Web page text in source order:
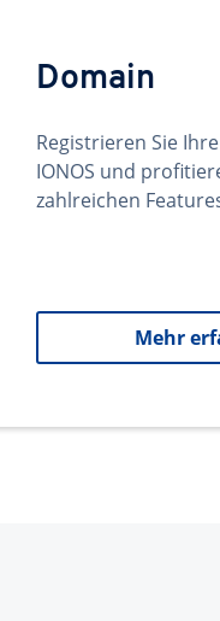
Domain
Registrieren Sie
IONOS und
zahlreichen
Mehr